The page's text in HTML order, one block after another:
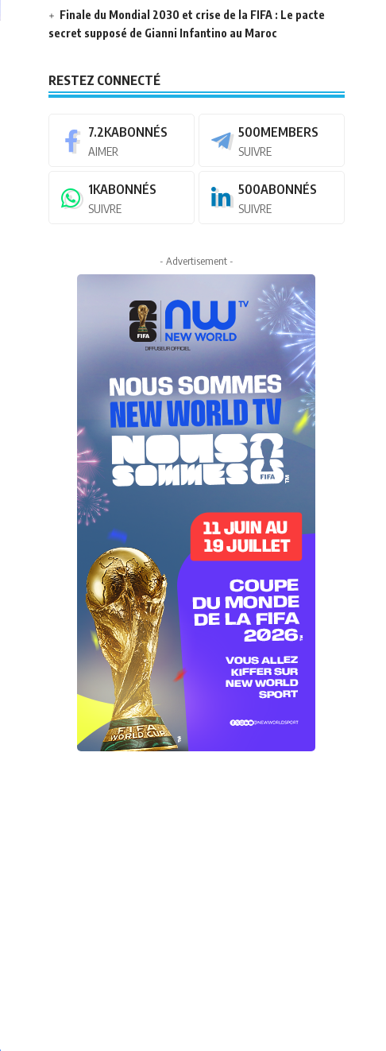
Finale du Mondial 2030 et crise de la FIFA : Le pacte
secret supposé de Gianni Infantino au Maroc
RESTEZ CONNECTÉ
7.2KABONNÉS
AIMER
500MEMBERS
SUIVRE
1KABONNÉS
SUIVRE
500ABONNÉS
SUIVRE
- Advertisement -